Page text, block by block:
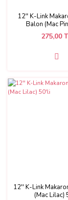
12'' K-Link
Balon (Mac
275,00
12'' K-Link
(Mac Lilac)